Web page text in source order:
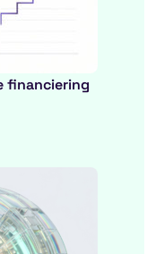
financiering